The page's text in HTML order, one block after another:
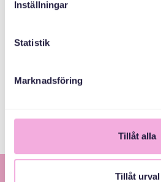
Inställningar
Statistik
Marknadsföring
Tillåt alla
Tillåt urval